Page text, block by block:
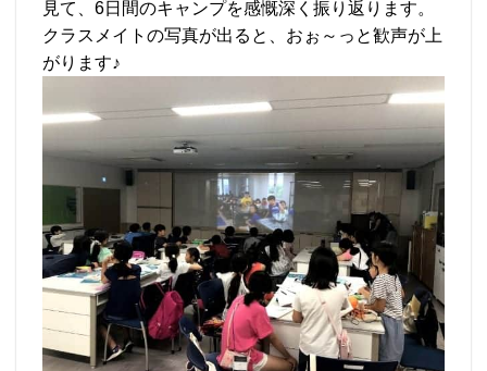
見て、6日間のキャンプを感慨深く振り返ります。
クラスメイトの写真が出ると、おぉ～っと歓声が上
がります♪